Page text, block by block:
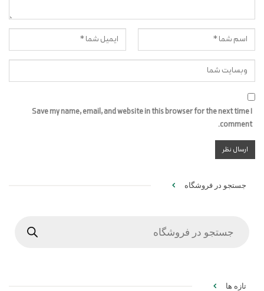
Save my name, email, and website in this browser for the next time I
comment.
جستجو در فروشگاه
تازه ها